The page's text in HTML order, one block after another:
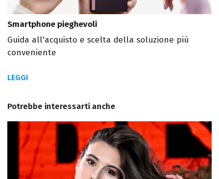
Smartphone pieghevoli
Guida all'acquisto e scelta della soluzione più
conveniente
LEGGI
Potrebbe interessarti anche